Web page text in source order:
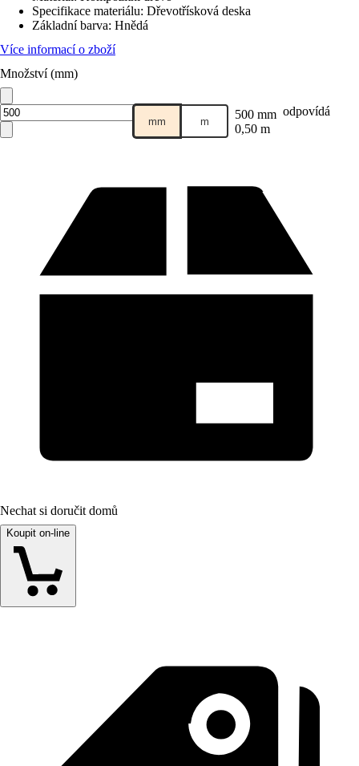
Specifikace materiálu: Dřevotřísková deska
Základní barva: Hnědá
Více informací o zboží
Množství (mm)
mm m 500 mm odpovídá
0,50 m
Nechat si doručit domů
Koupit on-line